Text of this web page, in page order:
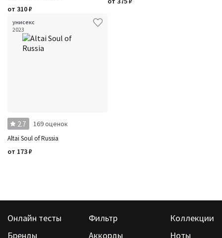
от 310₽
унисекс
2023
2.7 169 оценок
Altai Soul of Russia
от 173₽
Онлайн тесты Фильтр
Коллекции
Бренды
Аккорды Ноты